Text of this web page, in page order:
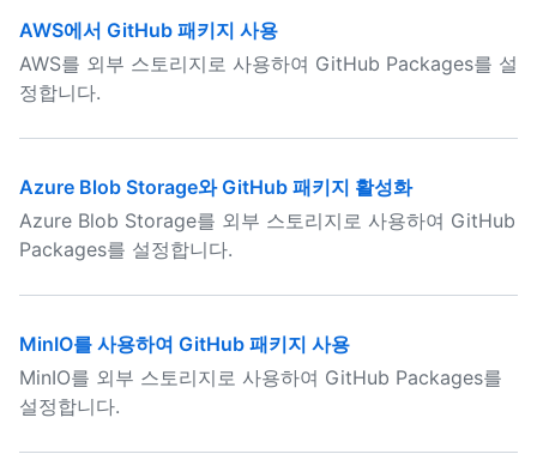
AWS에서 GitHub 패키지 사용
AWS를 외부 스토리지로 사용하여 GitHub Packages를 설
정합니다.
Azure Blob Storage와 GitHub 패키지 활성화
Azure Blob Storage를 외부 스토리지로 사용하여 GitHub
Packages를 설정합니다.
MinIO를 사용하여 GitHub 패키지 사용
MinIO를 외부 스토리지로 사용하여 GitHub Packages를
설정합니다.